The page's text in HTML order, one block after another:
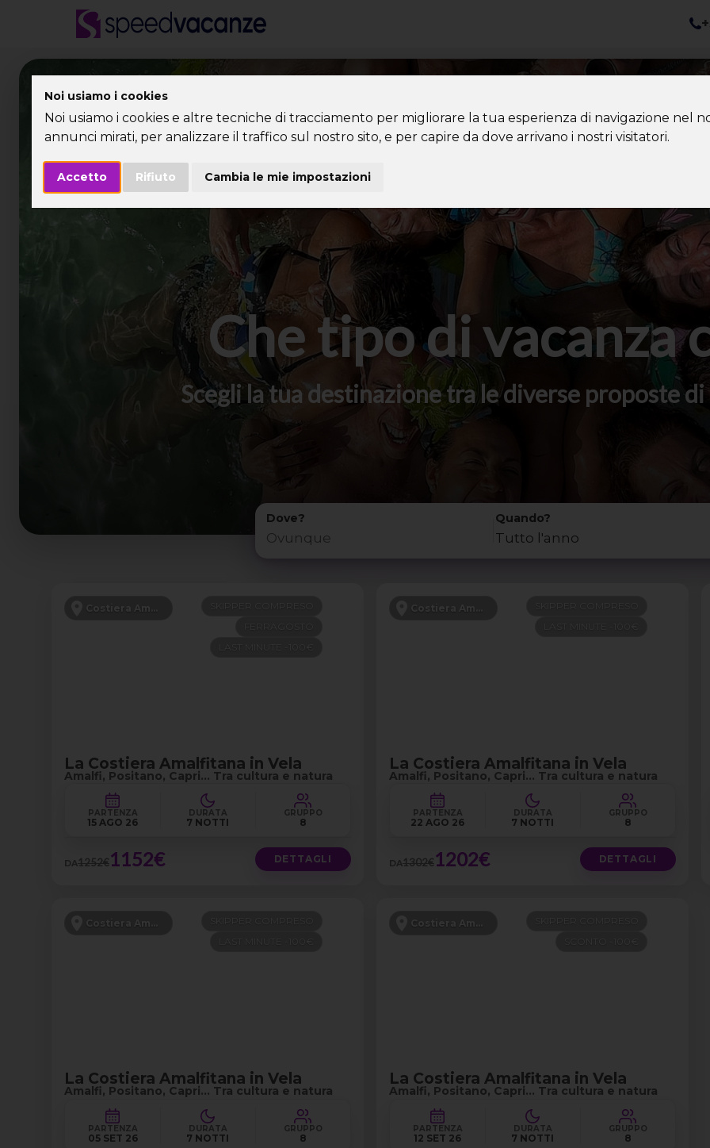
Noi usiamo i cookies
Noi usiamo i cookies e altre tecniche di tracciamento per migliorare la tua esperienza di navigazione nel
annunci mirati, per analizzare il traffico sul nostro sito, e per capire da dove arrivano i nostri visitatori.
Accetto Rifiuto Cambia le mie impostazioni
Destinazioni Diventa Tour Leader
Che tipo di vacanza
Scegli la tua destinazione tra le diverse proposte
Dove? Quando?
Tutto l'anno
Costiera Amalfitana
La Costiera Amalfitana in Vela
Amalfi, Positano, Capri… Tra cultura e natura
PARTENZA
15 AGO 26
DURATA
7 NOTTI
GRUPPO
8
DA1252€1152€ DETTAGLI
Costiera Amalfitana
La Costiera Amalfitana in Vela
Amalfi, Positano, Capri… Tra cultura e natura
PARTENZA
22 AGO 26
DURATA
7 NOTTI
GRUPPO
8
DA1302€1202€ DETTAGLI
Costiera Amalfitana
La Costiera Amalfitana in Vela
Amalfi, Positano, Capri… Tra cultura e natura
PARTENZA
05 SET 26
DURATA
7 NOTTI
GRUPPO
8
Costiera Amalfitana
La Costiera Amalfitana in Vela
Amalfi, Positano, Capri… Tra cultura e natura
PARTENZA
12 SET 26
DURATA
7 NOTTI
GRUPPO
8